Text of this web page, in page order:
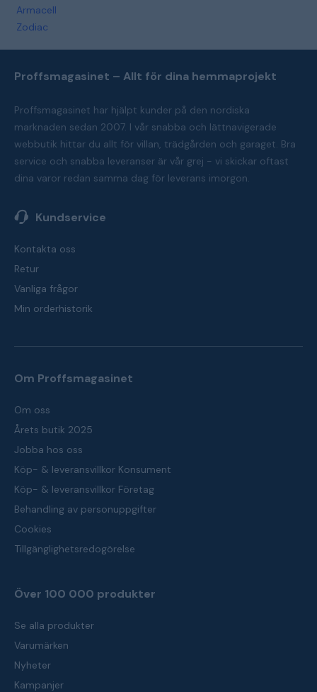
Armacell
Zodiac
Proffsmagasinet – Allt för dina hemmaprojekt
Proffsmagasinet har hjälpt kunder på den nordiska
marknaden sedan 2007. I vår snabba och lättnavigerade
webbutik hittar du allt för villan, trädgården och garaget. Bra
service och snabba leveranser är vår grej - vi skickar oftast
dina varor redan samma dag för leverans imorgon.
Kundservice
Kontakta oss
Retur
Vanliga frågor
Min orderhistorik
Om Proffsmagasinet
Om oss
Årets butik 2025
Jobba hos oss
Köp- & leveransvillkor Konsument
Köp- & leveransvillkor Företag
Behandling av personuppgifter
Cookies
Tillgänglighetsredogörelse
Över 100 000 produkter
Se alla produkter
Varumärken
Nyheter
Kampanjer